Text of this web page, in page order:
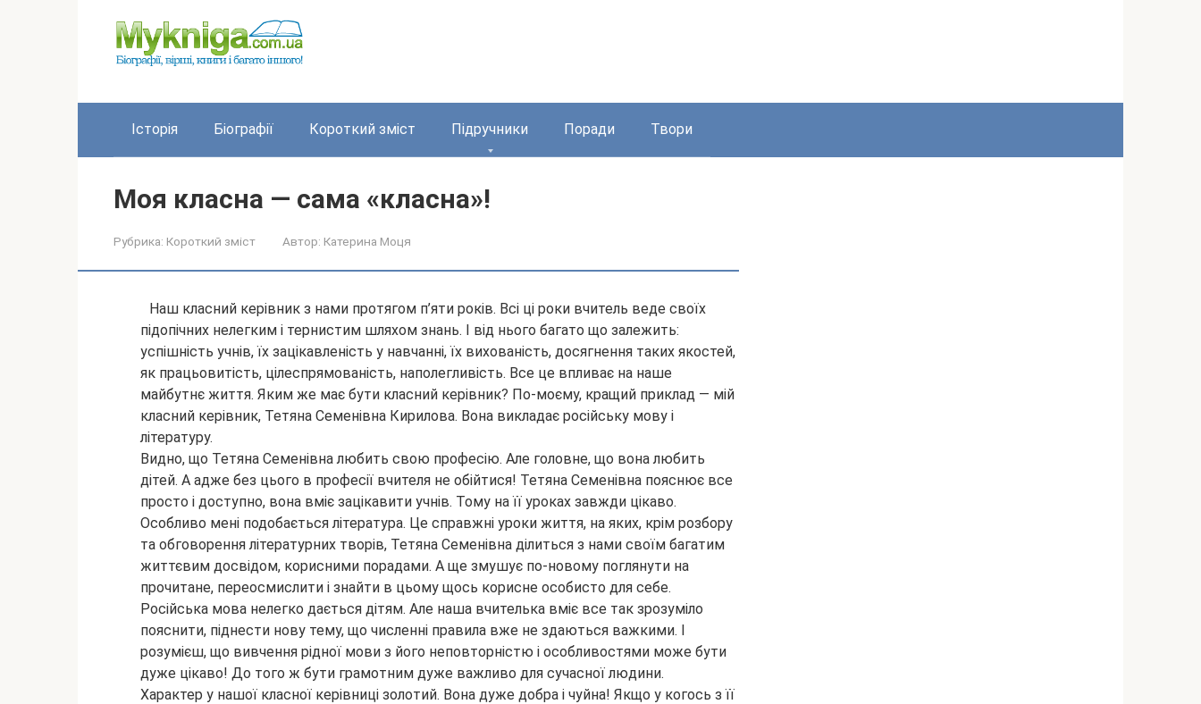
Історія Біографії Короткий зміст Підручники Поради Твори
Моя класна — сама «класна»!
Рубрика: Короткий зміст Автор: Катерина Моця
Наш класний керівник з нами протягом п’яти років. Всі ці роки вчитель веде своїх
підопічних нелегким і тернистим шляхом знань. І від нього багато що залежить:
успішність учнів, їх зацікавленість у навчанні, їх вихованість, досягнення таких якостей,
як працьовитість, цілеспрямованість, наполегливість. Все це впливає на наше
майбутнє життя. Яким же має бути класний керівник? По-моєму, кращий приклад — мій
класний керівник, Тетяна Семенівна Кирилова. Вона викладає російську мову і
літературу.
Видно, що Тетяна Семенівна любить свою професію. Але головне, що вона любить
дітей. А адже без цього в професії вчителя не обійтися! Тетяна Семенівна пояснює все
просто і доступно, вона вміє зацікавити учнів. Тому на її уроках завжди цікаво.
Особливо мені подобається література. Це справжні уроки життя, на яких, крім розбору
та обговорення літературних творів, Тетяна Семенівна ділиться з нами своїм багатим
життєвим досвідом, корисними порадами. А ще змушує по-новому поглянути на
прочитане, переосмислити і знайти в цьому щось корисне особисто для себе.
Російська мова нелегко дається дітям. Але наша вчителька вміє все так зрозуміло
пояснити, піднести нову тему, що численні правила вже не здаються важкими. І
розумієш, що вивчення рідної мови з його неповторністю і особливостями може бути
дуже цікаво! До того ж бути грамотним дуже важливо для сучасної людини.
Характер у нашої класної керівниці золотий. Вона дуже добра і чуйна! Якщо у когось з її